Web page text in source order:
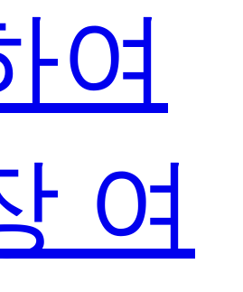
여
여